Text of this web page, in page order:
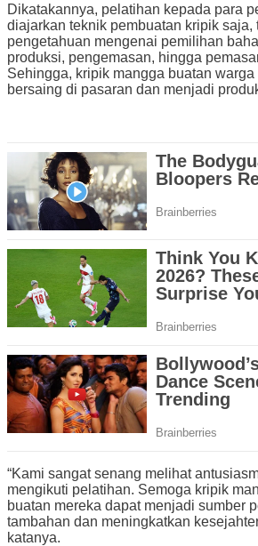
Dikatakannya, pelatihan kepada para
diajarkan teknik pembuatan kripik saja,
pengetahuan mengenai pemilihan
produksi, pengemasan, hingga
Sehingga, kripik mangga buatan
bersaing di pasaran dan menjadi
“Kami sangat senang melihat
mengikuti pelatihan. Semoga kripik
buatan mereka dapat menjadi sumber
tambahan dan meningkatkan
katanya.